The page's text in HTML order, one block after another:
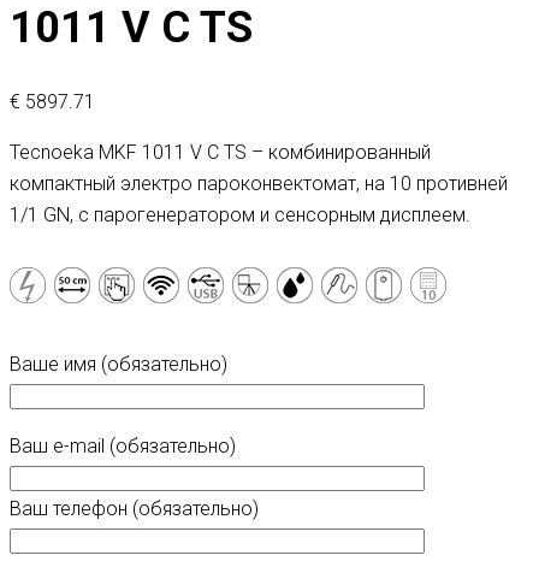
1011 V C TS
€ 5897.71
Tecnoeka MKF 1011 V C TS – комбинированный
компактный электро пароконвектомат, на 10 противней
1/1 GN, c парогенератором и сенсорным дисплеем.
Ваше имя (обязательно)
Ваш e-mail (обязательно)
Ваш телефон (обязательно)